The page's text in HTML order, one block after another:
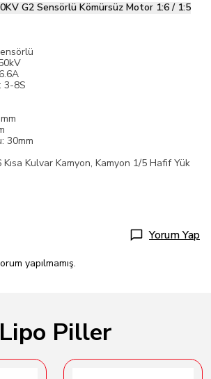
G2 Sensörlü Kömürsüz Motor 1:6 / 1:5
3-8S
30mm
Kulvar Kamyon, Kamyon 1/5 Hafif Yük
Yorum Yap
yapılmamış.
Lipo Piller